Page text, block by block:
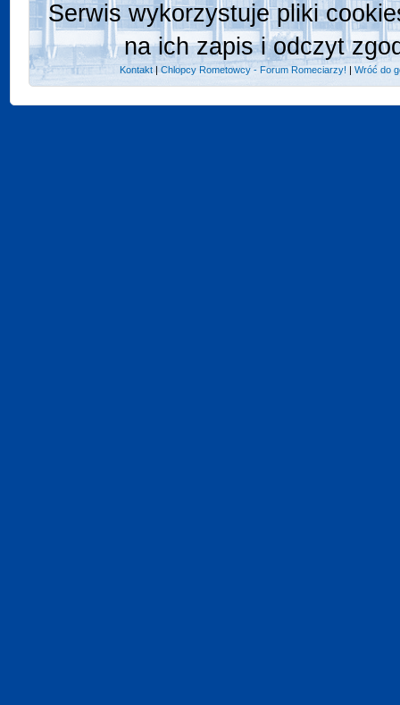
Serwis wykorzystuje pliki
na ich zapis i odczyt
Kontakt |Chlopcy Rometowcy - Forum Romeciarzy! |Wróć do